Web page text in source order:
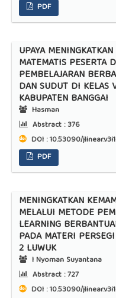
PDF
UPAYA
MATEMATIS PESERTA
PEMBELAJARAN
DAN SUDUT DI KELAS
KABUPATEN BANGGAI
Hasman
Abstract :376
DOI : 10.53090/
PDF
MENINGKATKAN
MELALUI METODE
LEARNING
PADA MATERI
2 LUWUK
I Nyoman Suyantana
Abstract :727
DOI : 10.53090/